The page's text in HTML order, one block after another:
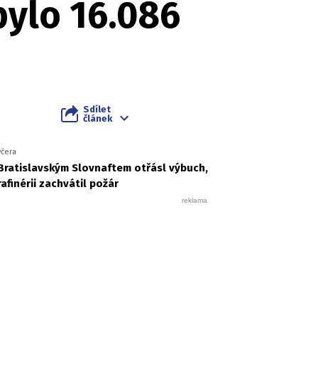
16.086
Sdílet
článek
Slovnaftem otřásl výbuch,
zachvátil požár